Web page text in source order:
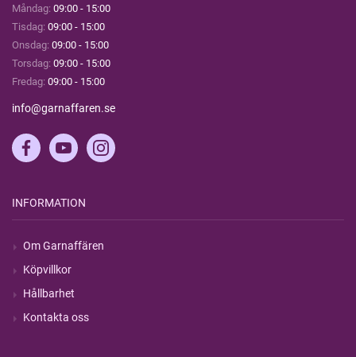
Måndag: 09:00 - 15:00
Tisdag: 09:00 - 15:00
Onsdag: 09:00 - 15:00
Torsdag: 09:00 - 15:00
Fredag: 09:00 - 15:00
info@garnaffaren.se
INFORMATION
Om Garnaffären
Köpvillkor
Hållbarhet
Kontakta oss